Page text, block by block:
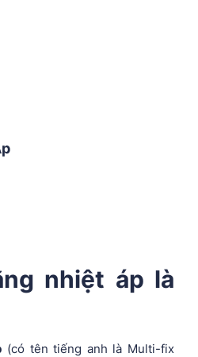
nhiệt áp là
(có tên tiếng anh là Multi-fix